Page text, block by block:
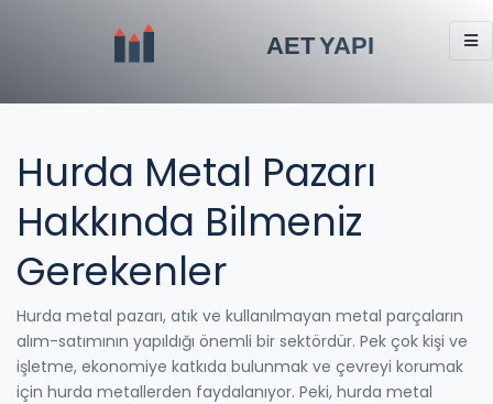
Hurda Metal Pazarı
Hakkında Bilmeniz
Gerekenler
Hurda metal pazarı, atık ve kullanılmayan metal parçaların
alım-satımının yapıldığı önemli bir sektördür. Pek çok kişi ve
işletme, ekonomiye katkıda bulunmak ve çevreyi korumak
için hurda metallerden faydalanıyor. Peki, hurda metal